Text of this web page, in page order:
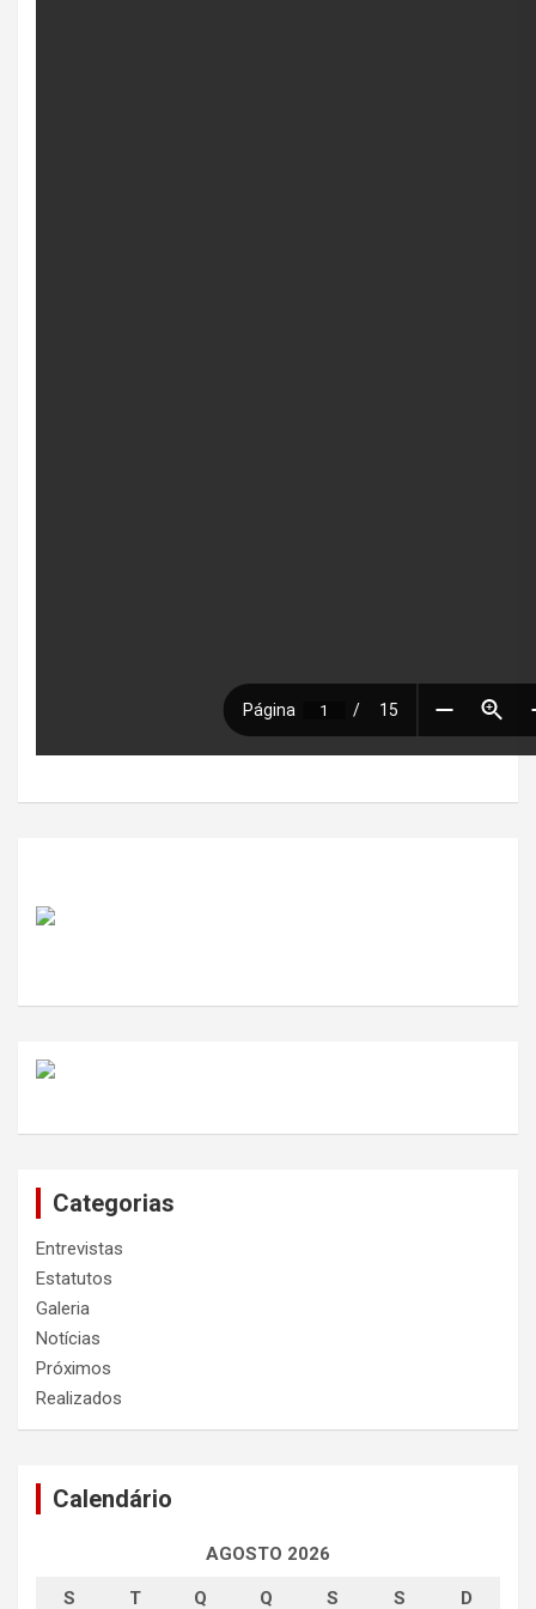
Categorias
Entrevistas
Estatutos
Galeria
Notícias
Próximos
Realizados
Calendário
AGOSTO 2026
S T Q Q S S D